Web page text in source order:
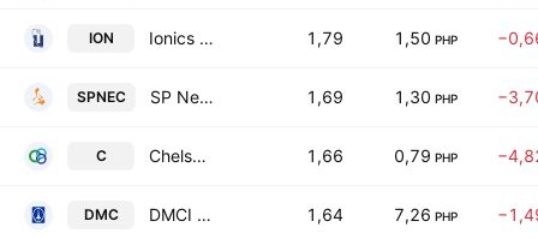
ION Ionics Inc. 1,79 1,50 PHP
SPNEC SP New Energy Corporation 1,69 1,30 PHP
C Chelsea Logistics & Infrastructure Holdings Corp. 1,66 0,79 PHP
DMC DMCI Holdings Inc. 1,64 7,26 PHP